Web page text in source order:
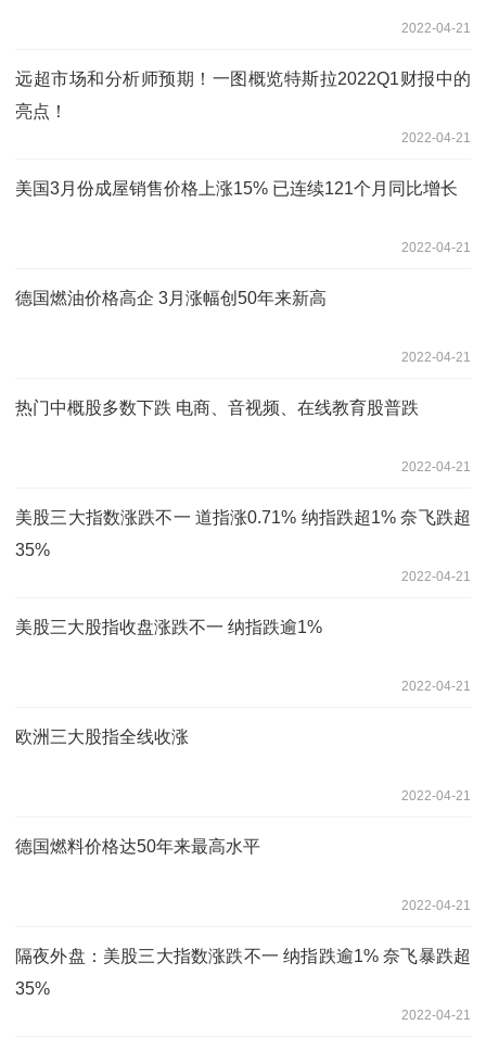
2022-04-21
远超市场和分析师预期！一图概览特斯拉2022Q1财报中的
亮点！
2022-04-21
美国3月份成屋销售价格上涨15% 已连续121个月同比增长
2022-04-21
德国燃油价格高企 3月涨幅创50年来新高
2022-04-21
热门中概股多数下跌 电商、音视频、在线教育股普跌
2022-04-21
美股三大指数涨跌不一 道指涨0.71% 纳指跌超1% 奈飞跌超
35%
2022-04-21
美股三大股指收盘涨跌不一 纳指跌逾1%
2022-04-21
欧洲三大股指全线收涨
2022-04-21
德国燃料价格达50年来最高水平
2022-04-21
隔夜外盘：美股三大指数涨跌不一 纳指跌逾1% 奈飞暴跌超
35%
2022-04-21